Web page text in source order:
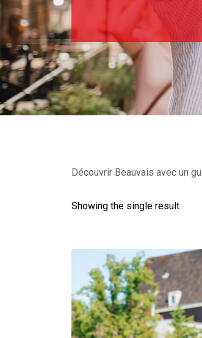
Découvrir Beauvais avec un
Showing the single result